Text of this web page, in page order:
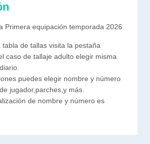
Primera equipación temporada 2026
tabla de tallas visita la pestaña
caso de tallaje adulto elegir misma
puedes elegir nombre y número
jugador,parches,y más.
de nombre y número es